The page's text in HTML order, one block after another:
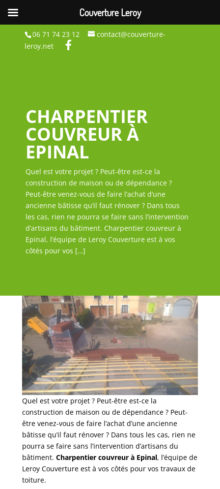
06 71 74 23 12
contact@couverture-
leroy.net
CHARPENTIER
COUVREUR À
EPINAL
Quel est votre projet ? Peut-être est-ce la
construction de maison ou de dépendance ?
Peut-être venez-vous de faire l’achat d’une
ancienne bâtisse qu’il faut rénover ? Dans tous
les cas, rien ne pourra se faire sans l’intervention
d’artisans du bâtiment. Charpentier couvreur à
Epinal, l’équipe de Leroy Couverture est à vos
côtés pour vos […]
Quel est votre projet ? Peut-être est-ce la
construction de maison ou de dépendance ? Peut-
être venez-vous de faire l’achat d’une ancienne
bâtisse qu’il faut rénover ? Dans tous les cas, rien ne
pourra se faire sans l’intervention d’artisans du
bâtiment. Charpentier couvreur à Epinal, l’équipe de
Leroy Couverture est à vos côtés pour vos travaux de
toiture.
Couverture Leroy